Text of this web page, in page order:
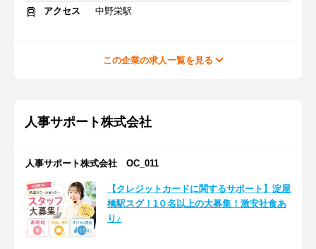
アクセス
中野栄駅
この企業の求人一覧を見る
人事サポート株式会社
人事サポート株式会社 OC_011
【クレジットカードに関するサポート】淀屋
橋駅スグ！1０名以上の大募集！激安社食あ
り♪